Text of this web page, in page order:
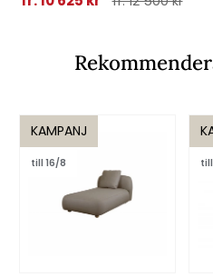
KAMPANJ
till 16/8